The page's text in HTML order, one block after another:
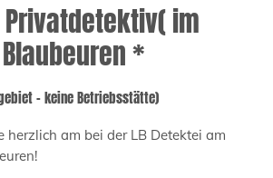
im
*
– keine Betriebsstätte)
herzlich am bei der LB Detektei am